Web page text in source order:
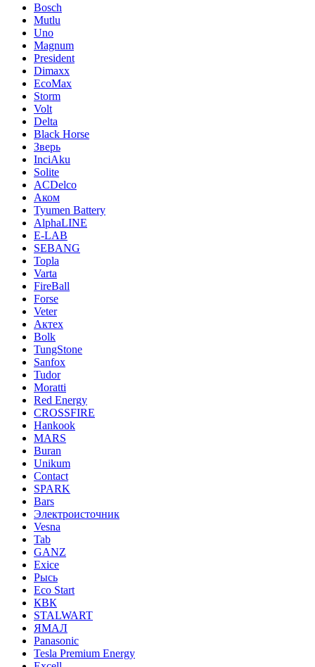
Bosch
Mutlu
Uno
Magnum
President
Dimaxx
EcoMax
Storm
Volt
Delta
Black Horse
Зверь
InciAku
Solite
ACDelco
Аком
Tyumen Battery
AlphaLINE
E-LAB
SEBANG
Topla
Varta
FireBall
Forse
Veter
Актех
Bolk
TungStone
Sanfox
Tudor
Moratti
Red Energy
CROSSFIRE
Hankook
MARS
Buran
Unikum
Contact
SPARK
Bars
Электроисточник
Vesna
Tab
GANZ
Exice
Рысь
Eco Start
КВК
STALWART
ЯМАЛ
Panasonic
Tesla Premium Energy